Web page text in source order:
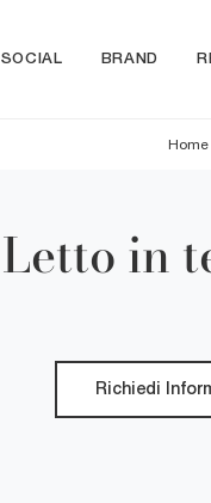
SOCIAL BRAND
Home
Letto in
Richiedi